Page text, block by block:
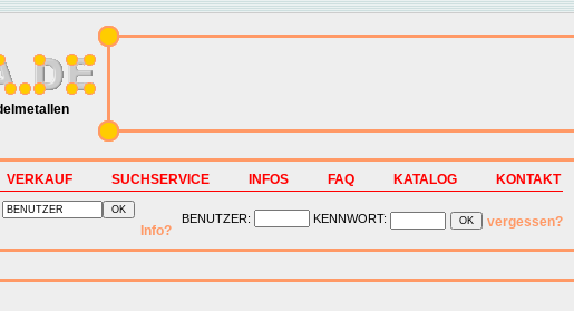
VERKAUF SUCHSERVICE INFOS FAQ KATALOG KONTAKT
Info?
BENUTZER: KENNWORT: vergessen?